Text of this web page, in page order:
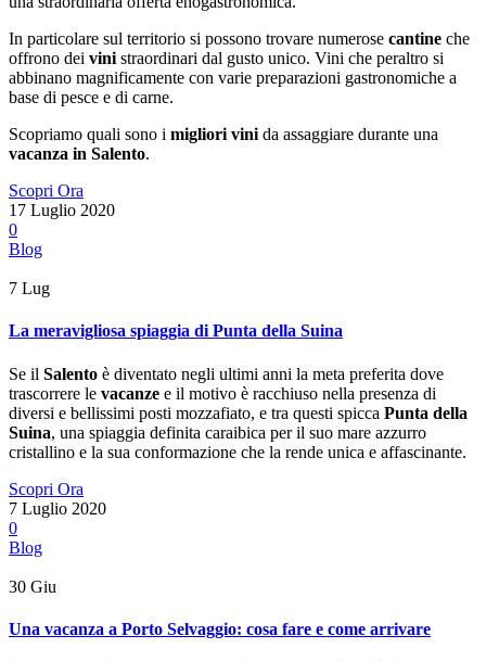
In particolare sul territorio si possono trovare numerose cantine che
offrono dei vini straordinari dal gusto unico. Vini che peraltro si
abbinano magnificamente con varie preparazioni gastronomiche a
base di pesce e di carne.
Scopriamo quali sono i migliori vini da assaggiare durante una
vacanza in Salento.
Scopri Ora
17 Luglio 2020
0
Blog
7 Lug
La meravigliosa spiaggia di Punta della Suina
Se il Salento è diventato negli ultimi anni la meta preferita dove
trascorrere le vacanze e il motivo è racchiuso nella presenza di
diversi e bellissimi posti mozzafiato, e tra questi spicca Punta della
Suina, una spiaggia definita caraibica per il suo mare azzurro
cristallino e la sua conformazione che la rende unica e affascinante.
Scopri Ora
7 Luglio 2020
0
Blog
30 Giu
Una vacanza a Porto Selvaggio: cosa fare e come arrivare